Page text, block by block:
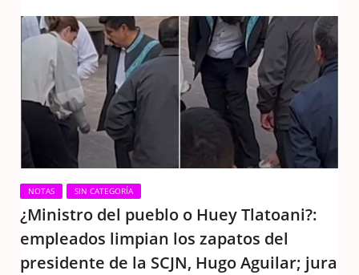
NOTAS SIN CATEGORÍA
¿Ministro del pueblo o Huey Tlatoani?:
empleados limpian los zapatos del
presidente de la SCJN, Hugo Aguilar; jura